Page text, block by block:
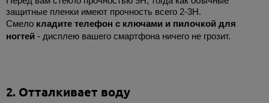
защитные пленки имеют прочность всего 2-3H.
Смело кладите телефон с ключами и пилочкой для
ногтей - дисплею вашего смартфона ничего не грозит.
2. Отталкивает воду